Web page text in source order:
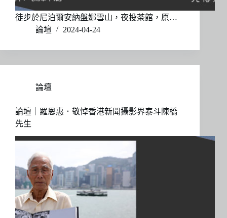
徒步於尼泊爾安納盤娜雪山，夜投茶館，原…
論壇
2024-04-24
論壇
論壇｜羅恩惠．敬悼香港新聞攝影界泰斗陳橋
先生